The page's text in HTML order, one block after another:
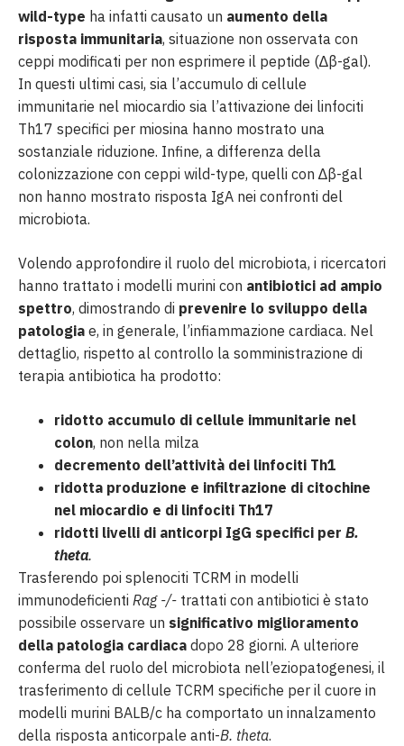
wild-type ha infatti causato un aumento della
risposta immunitaria, situazione non osservata con
ceppi modificati per non esprimere il peptide (∆β-gal).
In questi ultimi casi, sia l’accumulo di cellule
immunitarie nel miocardio sia l’attivazione dei linfociti
Th17 specifici per miosina hanno mostrato una
sostanziale riduzione. Infine, a differenza della
colonizzazione con ceppi wild-type, quelli con ∆β-gal
non hanno mostrato risposta IgA nei confronti del
microbiota.
Volendo approfondire il ruolo del microbiota, i ricercatori
hanno trattato i modelli murini con antibiotici ad ampio
spettro, dimostrando di prevenire lo sviluppo della
patologia e, in generale, l’infiammazione cardiaca. Nel
dettaglio, rispetto al controllo la somministrazione di
terapia antibiotica ha prodotto:
ridotto accumulo di cellule immunitarie nel
colon, non nella milza
decremento dell’attività dei linfociti Th1
ridotta produzione e infiltrazione di citochine
nel miocardio e di linfociti Th17
ridotti livelli di anticorpi IgG specifici per B.
theta.
Trasferendo poi splenociti TCRM in modelli
immunodeficienti Rag -/- trattati con antibiotici è stato
possibile osservare un significativo miglioramento
della patologia cardiaca dopo 28 giorni. A ulteriore
conferma del ruolo del microbiota nell’eziopatogenesi, il
trasferimento di cellule TCRM specifiche per il cuore in
modelli murini BALB/c ha comportato un innalzamento
della risposta anticorpale anti-B. theta.